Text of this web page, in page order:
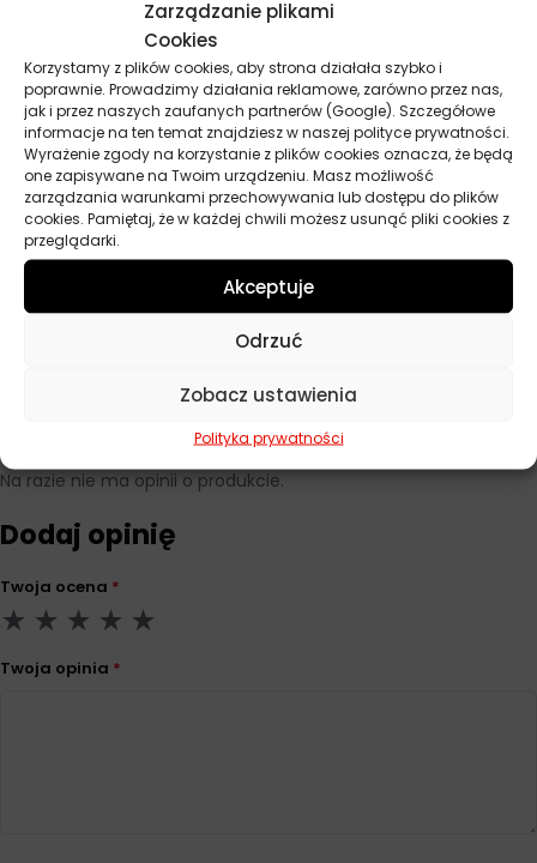
Zarządzanie plikami
Cookies
Korzystamy z plików cookies, aby strona działała szybko i
poprawnie. Prowadzimy działania reklamowe, zarówno przez nas,
jak i przez naszych zaufanych partnerów (Google). Szczegółowe
informacje na ten temat znajdziesz w naszej polityce prywatności.
Wyrażenie zgody na korzystanie z plików cookies oznacza, że będą
one zapisywane na Twoim urządzeniu. Masz możliwość
zarządzania warunkami przechowywania lub dostępu do plików
cookies. Pamiętaj, że w każdej chwili możesz usunąć pliki cookies z
przeglądarki.
Akceptuje
Odrzuć
Zobacz ustawienia
Polityka prywatności
Lepkość 5W-40
Przeznaczenie Samochody osobowe
ACEA A3/B4
API
MB 229.3, VW 502.00, VW 505.00
5 l
Opinie
Na razie nie ma opinii o produkcie.
Dodaj opinię
Twoja ocena *
Twoja opinia *